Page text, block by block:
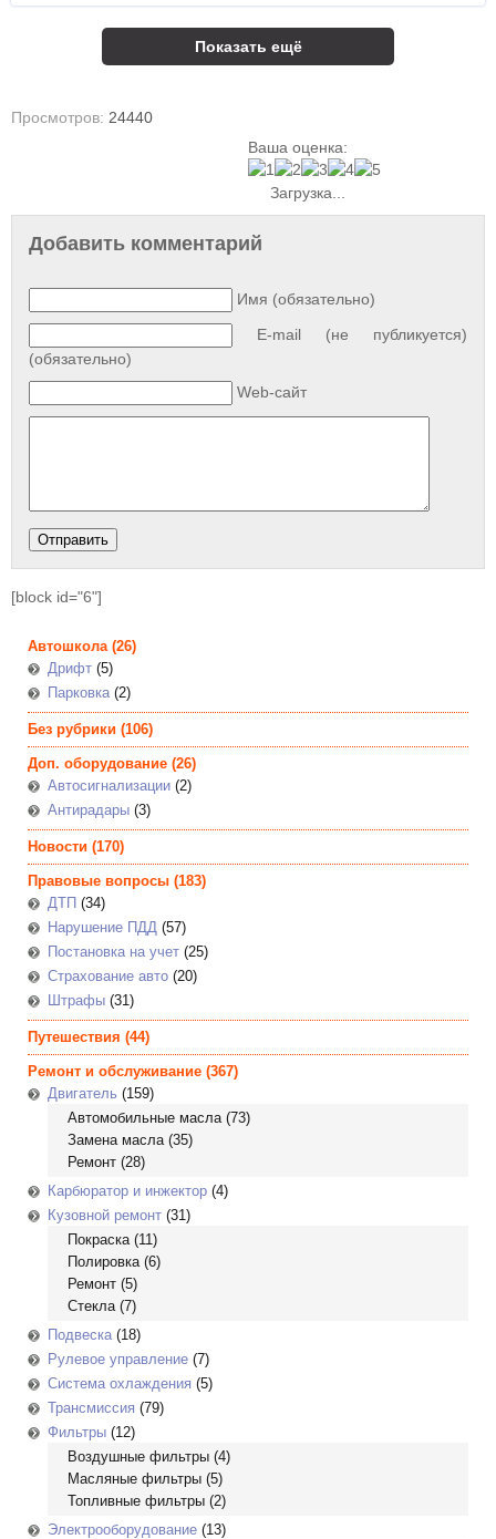
Показать ещё
Просмотров: 24440
Ваша оценка:
Загрузка...
Добавить комментарий
Имя (обязательно)
E-mail (не публикуется)
(обязательно)
Web-сайт
[block id="6"]
Автошкола(26)
Дрифт (5)
Парковка(2)
Без рубрики (106)
Доп. оборудование (26)
Автосигнализации (2)
Антирадары (3)
Новости (170)
Правовые вопросы (183)
ДТП (34)
Нарушение ПДД (57)
Постановка на учет (25)
Страхование авто (20)
Штрафы (31)
Путешествия (44)
Ремонт и обслуживание (367)
Двигатель (159)
Автомобильные масла(73)
Замена масла(35)
Ремонт (28)
Карбюратор и инжектор (4)
Кузовной ремонт (31)
Покраска(11)
Полировка(6)
Ремонт (5)
Стекла(7)
Подвеска(18)
Рулевое управление (7)
Система охлаждения (5)
Трансмиссия (79)
Фильтры (12)
Воздушные фильтры (4)
Масляные фильтры (5)
Топливные фильтры (2)
Электрооборудование (13)